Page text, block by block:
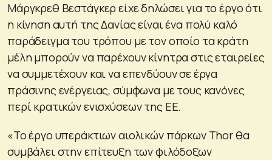
Μάργκρεθ Βεστάγκερ είχε δηλώσει για το έργο ότι
η κίνηση αυτή της Δανίας είναι ένα πολύ καλό
παράδειγμα του τρόπου με τον οποίο τα κράτη
μέλη μπορούν να παρέχουν κίνητρα στις εταιρείες
να συμμετέχουν και να επενδύουν σε έργα
πράσινης ενέργειας, σύμφωνα με τους κανόνες
περί κρατικών ενισχύσεων της ΕΕ.
«Το έργο υπεράκτιων αιολικών πάρκων Thor θα
συμβάλει στην επίτευξη των φιλόδοξων